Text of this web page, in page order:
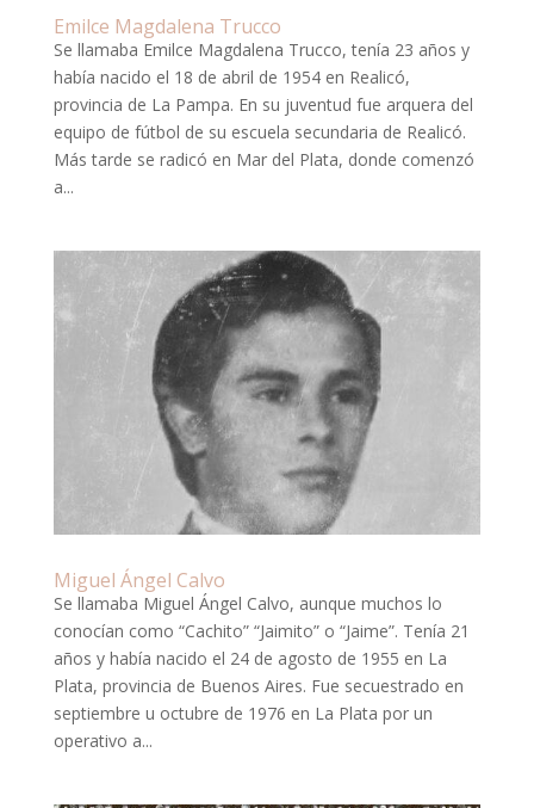
Emilce Magdalena Trucco
Se llamaba Emilce Magdalena Trucco, tenía 23 años y
había nacido el 18 de abril de 1954 en Realicó,
provincia de La Pampa. En su juventud fue arquera del
equipo de fútbol de su escuela secundaria de Realicó.
Más tarde se radicó en Mar del Plata, donde comenzó
a...
Miguel Ángel Calvo
Se llamaba Miguel Ángel Calvo, aunque muchos lo
conocían como “Cachito” “Jaimito” o “Jaime”. Tenía 21
años y había nacido el 24 de agosto de 1955 en La
Plata, provincia de Buenos Aires. Fue secuestrado en
septiembre u octubre de 1976 en La Plata por un
operativo a...